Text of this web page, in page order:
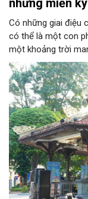
những miền
Có những giai điệu
có thể là một con
một khoảng trời
tại Nhà Bát Giác -
cuối tuần” sẽ mở
trở thành một lát
sống.